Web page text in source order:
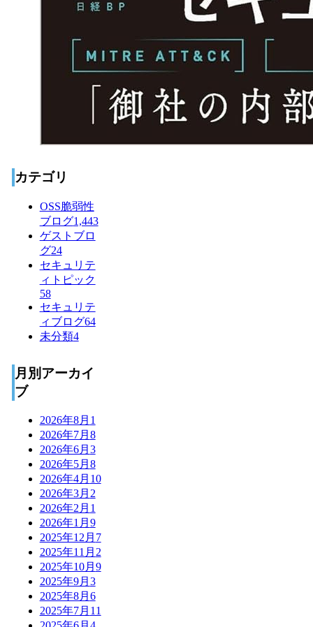
カテゴリ
OSS脆弱性
ブログ1,443
ゲストブロ
グ24
セキュリテ
ィトピック
58
セキュリテ
ィブログ64
未分類4
月別アーカイ
ブ
2026年8月 1
2026年7月 8
2026年6月 3
2026年5月 8
2026年4月 10
2026年3月 2
2026年2月 1
2026年1月 9
2025年12月 7
2025年11月 2
2025年10月 9
2025年9月 3
2025年8月 6
2025年7月 11